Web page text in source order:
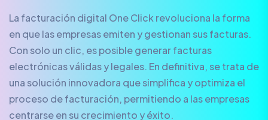
La facturación digital One Click revoluciona la forma
en que las empresas emiten y gestionan sus facturas.
Con solo un clic, es posible generar facturas
electrónicas válidas y legales. En definitiva, se trata de
una solución innovadora que simplifica y optimiza el
proceso de facturación, permitiendo a las empresas
centrarse en su crecimiento y éxito.